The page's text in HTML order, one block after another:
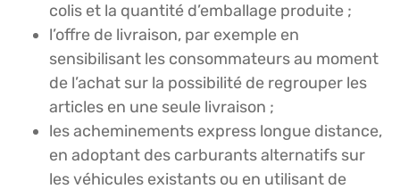
colis et la quantité d’emballage produite ;
l’offre de livraison, par exemple en
sensibilisant les consommateurs au moment
de l’achat sur la possibilité de regrouper les
articles en une seule livraison ;
les acheminements express longue distance,
en adoptant des carburants alternatifs sur
les véhicules existants ou en utilisant de